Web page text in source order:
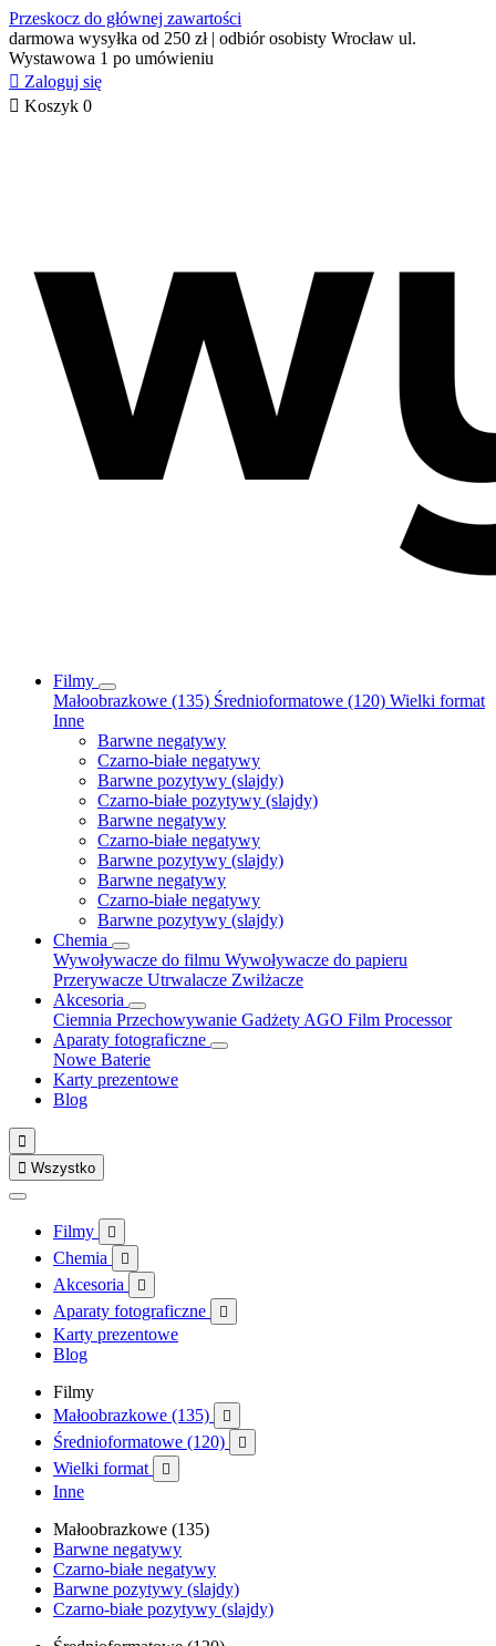
Przeskocz do głównej zawartości
darmowa wysyłka od 250 zł | odbiór osobisty Wrocław ul.
Wystawowa 1 po umówieniu
 Zaloguj się
 Koszyk 0
Filmy
Małoobrazkowe (135) Średnioformatowe (120) Wielki format
Inne
Barwne negatywy
Czarno-białe negatywy
Barwne pozytywy (slajdy)
Czarno-białe pozytywy (slajdy)
Barwne negatywy
Czarno-białe negatywy
Barwne pozytywy (slajdy)
Barwne negatywy
Czarno-białe negatywy
Barwne pozytywy (slajdy)
Chemia
Wywoływacze do filmu Wywoływacze do papieru
Przerywacze Utrwalacze Zwilżacze
Akcesoria
Ciemnia Przechowywanie Gadżety AGO Film Processor
Aparaty fotograficzne
Nowe Baterie
Karty prezentowe
Blog

 Wszystko
Filmy 
Chemia 
Akcesoria 
Aparaty fotograficzne 
Karty prezentowe
Blog
Filmy
Małoobrazkowe (135)

Średnioformatowe (120) 
Wielki format 
Inne
Małoobrazkowe (135)
Barwne negatywy
Czarno-białe negatywy
Barwne pozytywy (slajdy)
Czarno-białe pozytywy (slajdy)